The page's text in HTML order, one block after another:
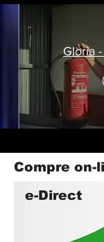
Gloria
Compre on-
e-Direct